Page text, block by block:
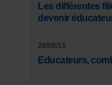
Les différentes
devenir
26/08/15
Educateurs,